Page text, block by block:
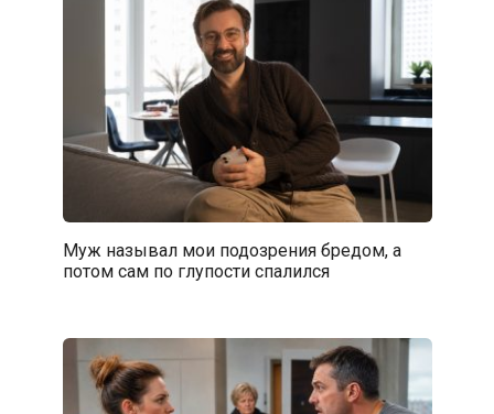
Муж называл мои подозрения бредом, а
потом сам по глупости спалился